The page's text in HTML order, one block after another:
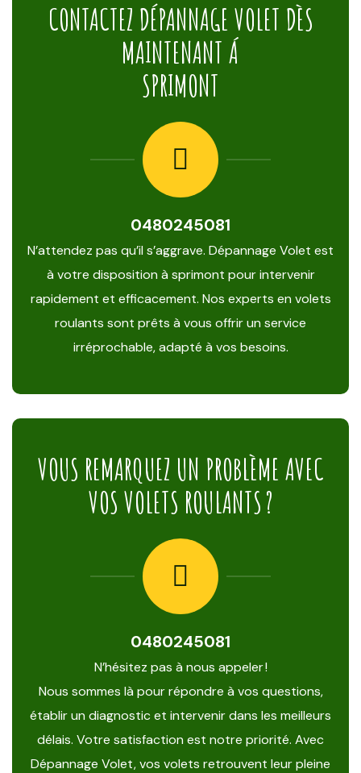
CONTACTEZ DÉPANNAGE VOLET DÈS
MAINTENANT Á
SPRIMONT
0480245081
N’attendez pas qu’il s’aggrave. Dépannage Volet est
à votre disposition à sprimont pour intervenir
rapidement et efficacement. Nos experts en volets
roulants sont prêts à vous offrir un service
irréprochable, adapté à vos besoins.
VOUS REMARQUEZ UN PROBLÈME AVEC
VOS VOLETS ROULANTS ?
0480245081
N’hésitez pas à nous appeler !
Nous sommes là pour répondre à vos questions,
établir un diagnostic et intervenir dans les meilleurs
délais. Votre satisfaction est notre priorité. Avec
Dépannage Volet, vos volets retrouvent leur pleine